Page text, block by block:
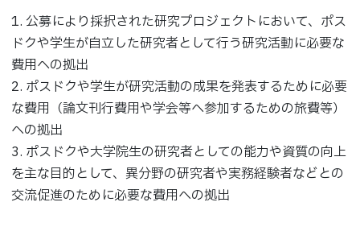
公募により採択された研究プロジェクトにおいて、ポス
ドクや学生が自立した研究者として行う研究活動に必要な
費用への拠出
ポスドクや学生が研究活動の成果を発表するために必要
な費用（論文刊行費用や学会等へ参加するための旅費等）
への拠出
ポスドクや大学院生の研究者としての能力や資質の向上
を主な目的として、異分野の研究者や実務経験者などとの
交流促進のために必要な費用への拠出